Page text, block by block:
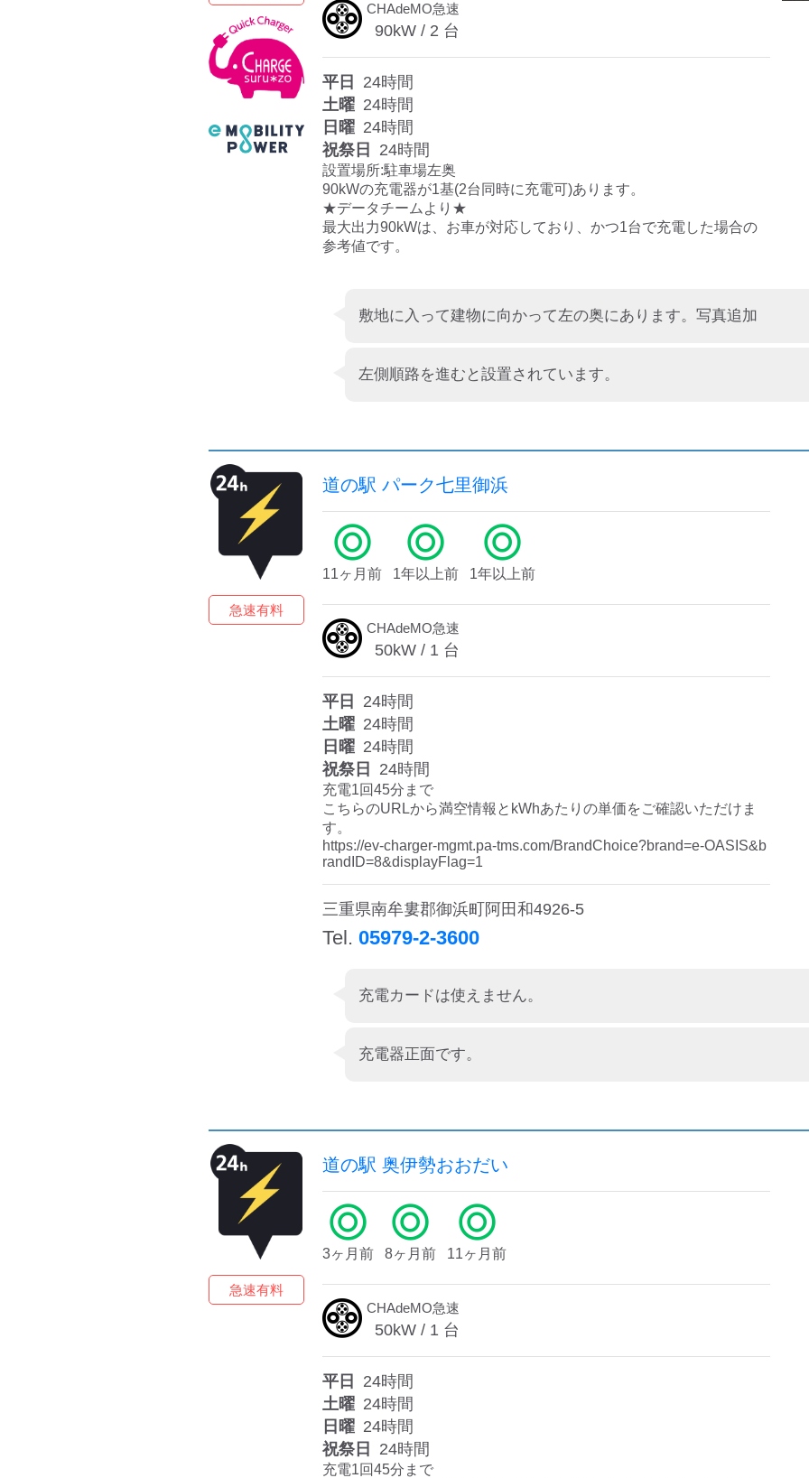
CHAdeMO急速
90kW / 2 台
平日
24時間
土曜 24時間
日曜 24時間
祝祭日
24時間
設置場所:駐車場左奥
90kWの充電器が1基(2台同時に充電可)あります。
★データチームより★
最大出力90kWは、お車が対応しており、かつ1台で充電した場合の
参考値です。
敷地に入って建物に向かって左の奥にあります。写真追加
左側順路を進むと設置されています。
道の駅 パーク七里御浜
急速有料
11ヶ月前 1年以上前 1年以上前
CHAdeMO急速
50kW / 1 台
平日
24時間
土曜 24時間
日曜 24時間
祝祭日
24時間
充電1回45分まで
こちらのURLから満空情報とkWhあたりの単価をご確認いただけま
す。
https://ev-charger-mgmt.pa-tms.com/BrandChoice?brand=e-OASIS&b
randID=8&displayFlag=1
三重県南牟婁郡御浜町阿田和4926-5
Tel. 05979-2-3600
充電カードは使えません。
充電器正面です。
道の駅 奥伊勢おおだい
急速有料
3ヶ月前 8ヶ月前 11ヶ月前
CHAdeMO急速
50kW / 1 台
平日
24時間
土曜 24時間
日曜 24時間
祝祭日
24時間
充電1回45分まで